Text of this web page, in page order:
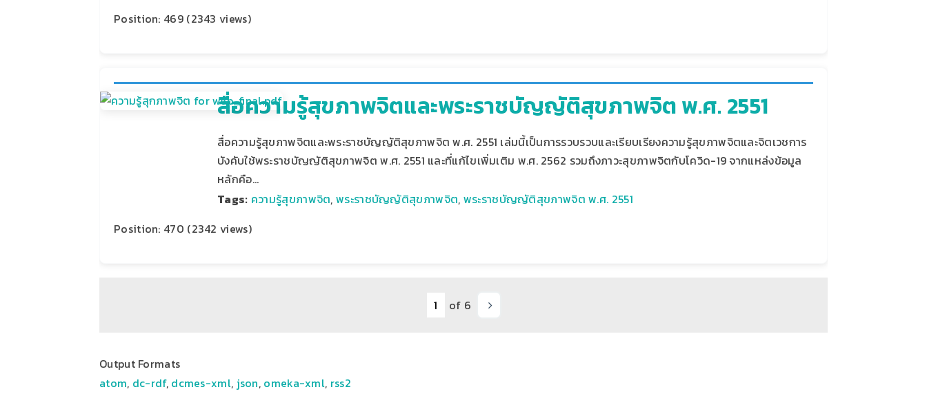
Position: 469(2343 views)
สื่อความรู้สุขภาพจิตและพระราชบัญญัติสุขภาพจิต พ.ศ. 2551
สื่อความรู้สุขภาพจิตและพระราชบัญญัติสุขภาพจิต พ.ศ. 2551 เล่มนี้เป็นการรวบรวบและเรียบเรียงความรู้สุขภาพจิตและจิตเวชการ
บังคับใช้พระราชบัญญัติสุขภาพจิต พ.ศ. 2551 และที่แก้ไขเพิ่มเติม พ.ศ. 2562 รวมถึงภาวะสุขภาพจิตกับโควิด-19 จากแหล่งข้อมูล
หลักคือ…
Tags: ความรู้สุขภาพจิต,พระราชบัญญัติสุขภาพจิต, พระราชบัญญัติสุขภาพจิต พ.ศ. 2551
Position: 470 (2342 views)
of 6
Output Formats
atom, dc-rdf, dcmes-xml, json, omeka-xml, rss2